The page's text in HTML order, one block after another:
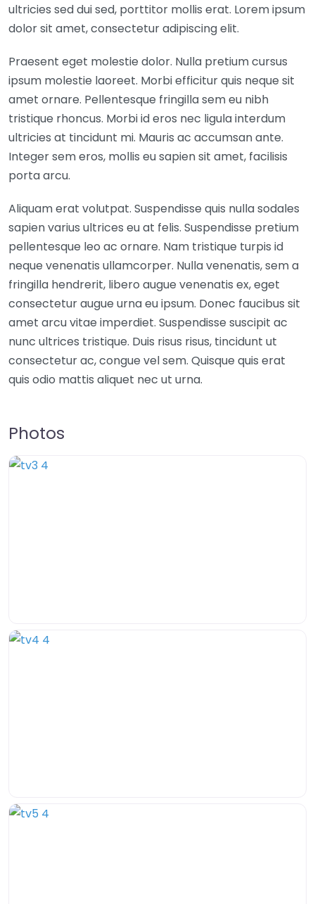
ultricies sed dui sed, porttitor mollis erat. Lorem ipsum
dolor sit amet, consectetur adipiscing elit.
Praesent eget molestie dolor. Nulla pretium cursus
ipsum molestie laoreet. Morbi efficitur quis neque sit
amet ornare. Pellentesque fringilla sem eu nibh
tristique rhoncus. Morbi id eros nec ligula interdum
ultricies at tincidunt mi. Mauris ac accumsan ante.
Integer sem eros, mollis eu sapien sit amet, facilisis
porta arcu.
Aliquam erat volutpat. Suspendisse quis nulla sodales
sapien varius ultrices eu at felis. Suspendisse pretium
pellentesque leo ac ornare. Nam tristique turpis id
neque venenatis ullamcorper. Nulla venenatis, sem a
fringilla hendrerit, libero augue venenatis ex, eget
consectetur augue urna eu ipsum. Donec faucibus sit
amet arcu vitae imperdiet. Suspendisse suscipit ac
nunc ultrices tristique. Duis risus risus, tincidunt ut
consectetur ac, congue vel sem. Quisque quis erat
quis odio mattis aliquet nec ut urna.
Photos